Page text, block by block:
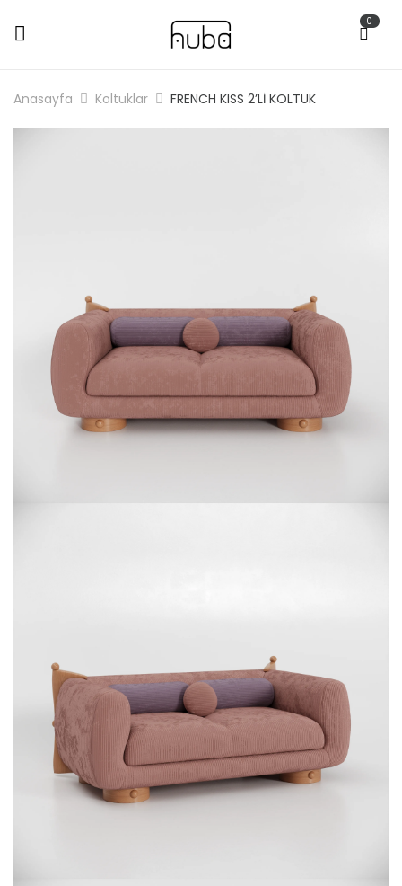
0
Anasayfa Koltuklar FRENCH KISS 2’Lİ KOLTUK